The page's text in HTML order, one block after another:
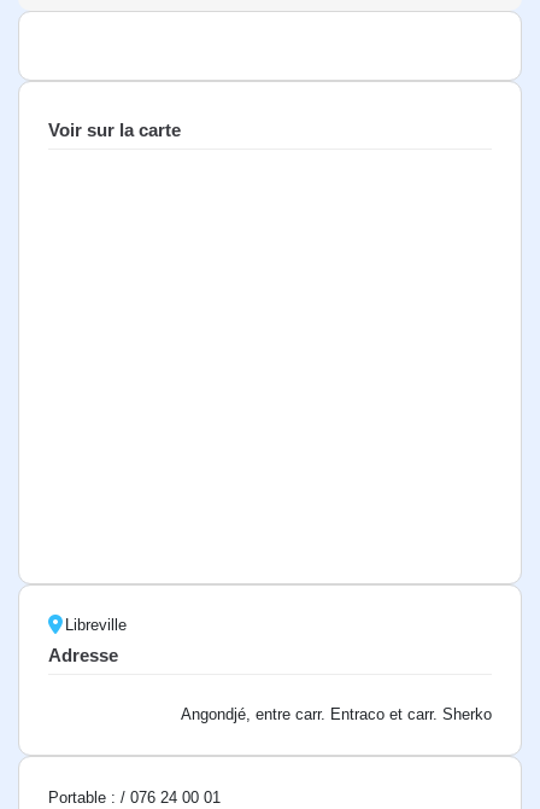
Voir sur la carte
Libreville
Adresse
Angondjé, entre carr. Entraco et carr. Sherko
Portable : / 076 24 00 01